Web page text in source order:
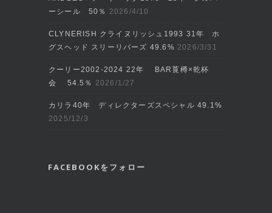
ーシール 50％ 2026/4/10
CLYNERISH クライヌリッシュ1993 31年 ホ
グスヘッド スリーリバーズ 49.6% 2026/3/31
クーリー2002‐2024 22年 BAR莨樽×乾杯
会 54.5％ 2026/1/27
カリラ40年 ディレクターズスペシャル 49.1%
2025/12/3
FACEBOOKをフォロー